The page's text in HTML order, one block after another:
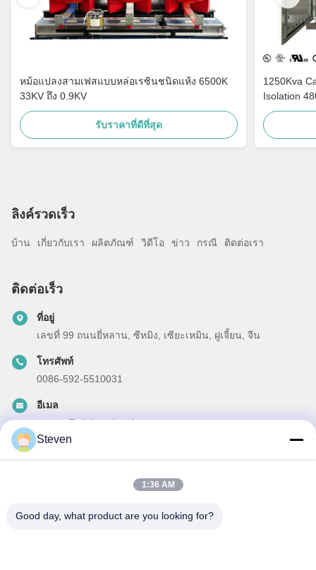
หม้อแปลงสามเฟสแบบหล่อเรซินชนิดแห้ง 6500K
33KV ถึง 0.9KV
รับราคาที่ดีที่สุด
1250Kva Cast Resin Dry Type Transformers
Isolation
ลิงค์รวดเร็ว
บ้าน เกี่ยวกับเรา ผลิตภัณฑ์ วิดีโอ ข่าว กรณี ติดต่อเรา
ติดต่อเร็ว
ที่อยู่
เลขที่ 99 ถนนยี่หลาน, ซีหมิง, เซียะเหมิน, ฝูเจี้ยน, จีน
โทรศัพท์
0086-592-5510031
อีเมล
steven@winley-electric.com
สมัครสมาชิกข่าวสารของเรา เพื่อรับส่วนลดและอื่นๆ
Steven
1:36 AM
Good day, what product are you looking for?